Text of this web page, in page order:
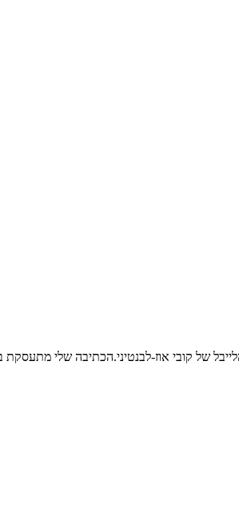
"נסיכת המיקרופון" תחת הלייבל של קובי אוז-